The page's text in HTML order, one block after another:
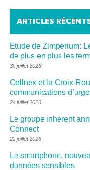
ARTICLES
Etude de Zimperium:
de plus en plus les
30 juillet 2026
Cellnex et la Croix-
communications
24 juillet 2026
Le groupe inherent
Connect
22 juillet 2026
Le smartphone,
données sensibles